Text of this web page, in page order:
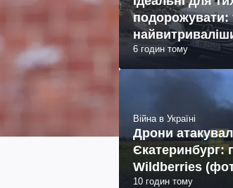
подорожувати:
6 годин тому
Війна в Україні
Дрони
Єкатеринбург:
Wildberries
10 годин тому